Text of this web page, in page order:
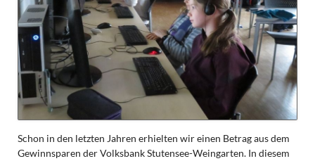
Schon in den letzten Jahren erhielten wir einen Betrag aus dem
Gewinnsparen der Volksbank Stutensee-Weingarten. In diesem